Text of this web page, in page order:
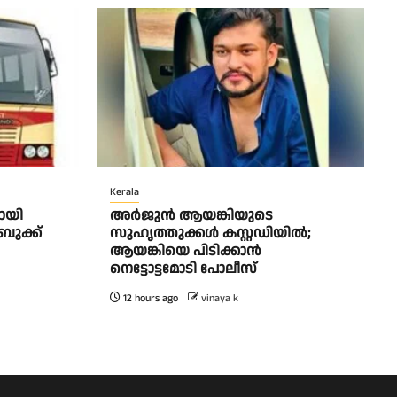
ബുക്ക്
Kerala
അർജുൻ ആയങ്കിയുടെ
സുഹൃത്തുക്കൾ കസ്റ്റഡിയിൽ;
ആയങ്കിയെ പിടിക്കാൻ
നെട്ടോട്ടമോടി പോലീസ്
12 hours ago vinaya k